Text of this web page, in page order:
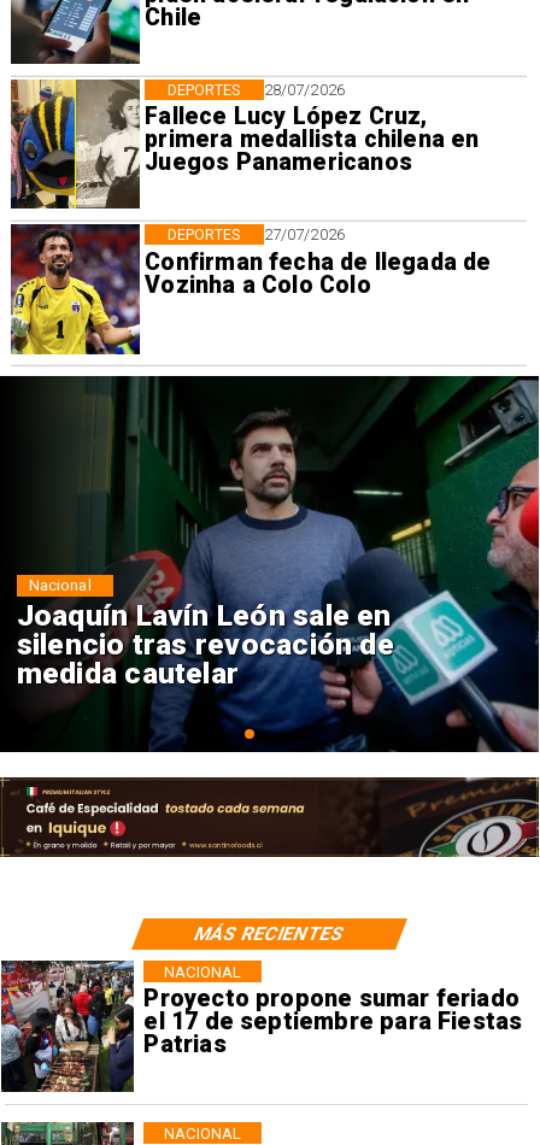
Chile
28/07/2026
Fallece Lucy López Cruz,
primera medallista chilena en
Juegos Panamericanos
DEPORTES
27/07/2026
Confirman fecha de llegada de
Vozinha a Colo Colo
DEPORTES
Chile y Venezuela formalizan
reinicio de relaciones
consulares
Nacional
Proyecto propone sumar feriado
el 17 de septiembre para Fiestas
Patrias
NACIONAL
NACIONAL
MÁS RECIENTES